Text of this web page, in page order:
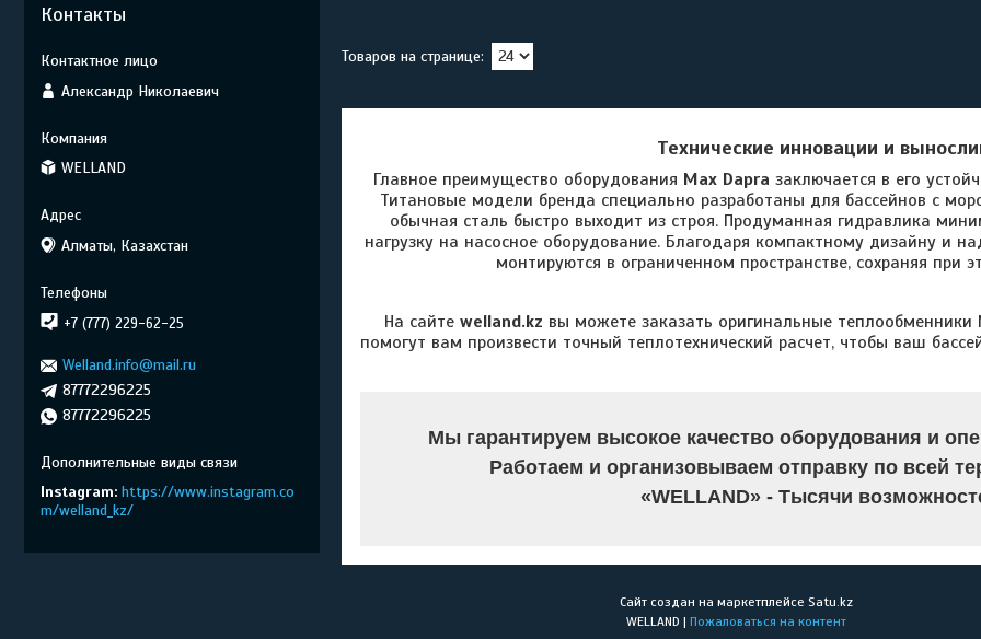
Технические инновации и
Главное преимущество оборудования Max Dapra заключается в его
Титановые модели бренда специально разработаны для бассейнов с
обычная сталь быстро выходит из строя. Продуманная гидравлика
нагрузку на насосное оборудование. Благодаря компактному дизайну и
монтируются в ограниченном пространстве, сохраняя при
На сайте welland.kz вы можете заказать оригинальные
помогут вам произвести точный теплотехнический расчет, чтобы ваш
Мы гарантируем высокое качество оборудования и
Работаем и организовываем отправку по всей
«WELLAND» - Тысячи
Контакты
Александр Николаевич
WELLAND
Алматы, Казахстан
+7 (777) 229-62-25
Welland.info@mail.ru
87772296225
87772296225
Instagram https://www.instagram.co
m/welland_kz/
Сайт создан на маркетплейсе Satu.kz
WELLAND | Пожаловаться на контент